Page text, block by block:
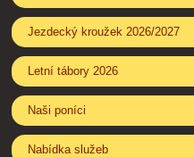
Jezdecký kroužek 2026/2027
Letní tábory 2026
Naši poníci
Nabídka služeb